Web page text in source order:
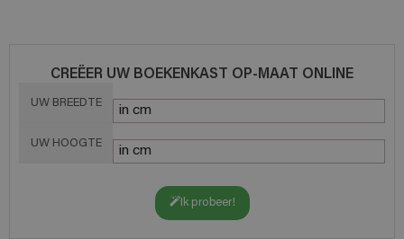
CREËER UW BOEKENKAST OP-MAAT ONLINE
UW BREEDTE
UW HOOGTE
Ik probeer!